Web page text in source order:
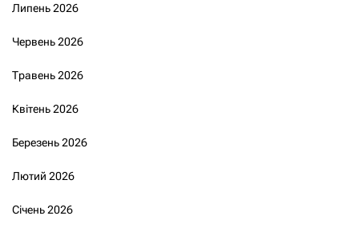
Липень 2026
Червень 2026
Травень 2026
Квітень 2026
Березень 2026
Лютий 2026
Січень 2026